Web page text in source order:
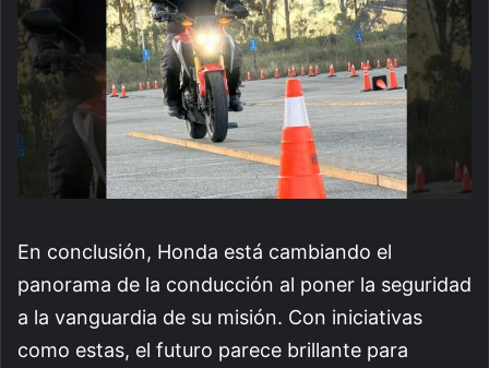
En conclusión, Honda está cambiando el
panorama de la conducción al poner la seguridad
a la vanguardia de su misión. Con iniciativas
como estas, el futuro parece brillante para